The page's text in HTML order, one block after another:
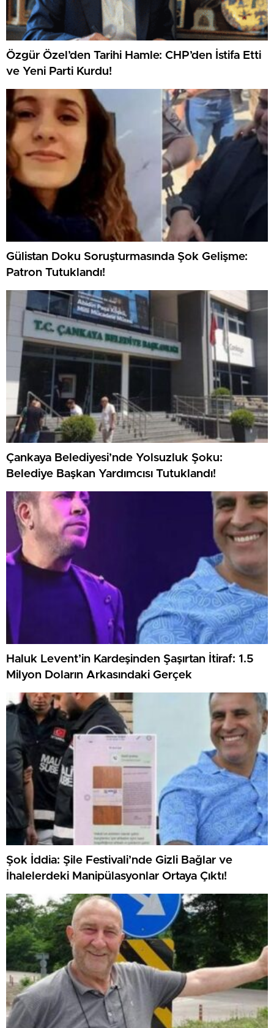
Özgür Özel’den Tarihi Hamle: CHP’den İstifa Etti
ve Yeni Parti Kurdu!
Gülistan Doku Soruşturmasında Şok Gelişme:
Patron Tutuklandı!
Çankaya Belediyesi’nde Yolsuzluk Şoku:
Belediye Başkan Yardımcısı Tutuklandı!
Haluk Levent’in Kardeşinden Şaşırtan İtiraf: 1.5
Milyon Doların Arkasındaki Gerçek
Şok İddia: Şile Festivali’nde Gizli Bağlar ve
İhalelerdeki Manipülasyonlar Ortaya Çıktı!